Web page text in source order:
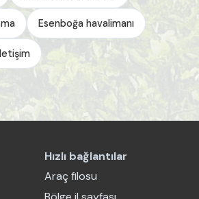
Esenboğa havalimanı
Hızlı bağlantılar
Araç filosu